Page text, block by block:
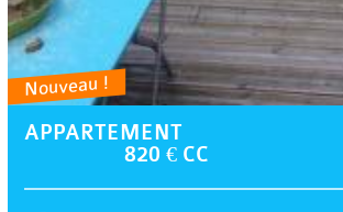
Nouveau !
APPARTEMENT
820 € CC